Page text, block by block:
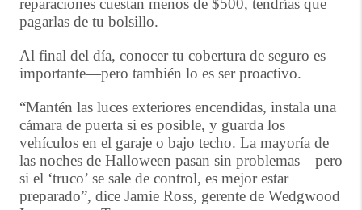
reparaciones cuestan menos de $500, tendrías que
pagarlas de tu bolsillo.
Al final del día, conocer tu cobertura de seguro es
importante—pero también lo es ser proactivo.
“Mantén las luces exteriores encendidas, instala una
cámara de puerta si es posible, y guarda los
vehículos en el garaje o bajo techo. La mayoría de
las noches de Halloween pasan sin problemas—pero
si el ‘truco’ se sale de control, es mejor estar
preparado”, dice Jamie Ross, gerente de Wedgwood